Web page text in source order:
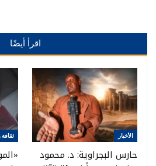
اقرأ أيضًا
الأخبار
حارس البجراوية: د. محمود